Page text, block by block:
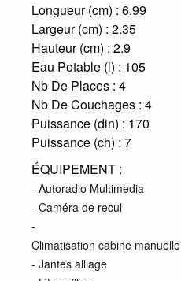
Longueur (cm) : 6.99
Largeur (cm) : 2.35
Hauteur (cm) : 2.9
Eau Potable (l) : 105
Nb De Places : 4
Nb De Couchages : 4
Puissance (din) : 170
Puissance (ch) : 7
ÉQUIPEMENT :
- Autoradio Multimedia
- Caméra de recul
-
Climatisation cabine manuelle
- Jantes alliage